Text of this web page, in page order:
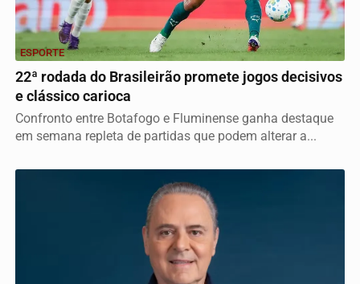
ESPORTE
22ª rodada do Brasileirão promete jogos decisivos
e clássico carioca
Confronto entre Botafogo e Fluminense ganha destaque
em semana repleta de partidas que podem alterar a...